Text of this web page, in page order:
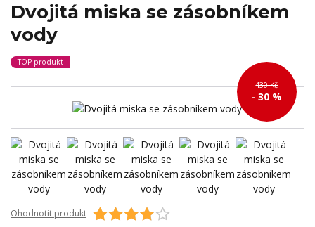
Dvojitá miska se zásobníkem
vody
TOP produkt
430 Kč
- 30 %
Ohodnotit produkt